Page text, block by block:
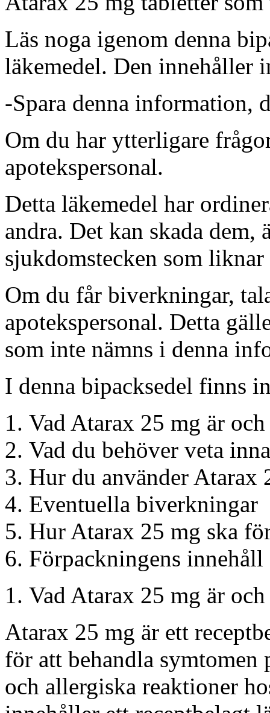
Läs noga igenom denna
läkemedel. Den
-Spara denna information,
Om du har ytterligare
apotekspersonal.
Detta läkemedel har
andra. Det kan skada dem,
sjukdomstecken som
Om du får biverkningar,
apotekspersonal. Detta
som inte nämns i denna
I denna bipacksedel finns
Vad Atarax 25 mg är
Vad du behöver veta
Hur du använder Atarax
Eventuella biverkningar
Hur Atarax 25 mg ska
Förpackningens
Vad Atarax 25 mg är
Atarax 25 mg är ett
för att behandla
och allergiska reaktioner